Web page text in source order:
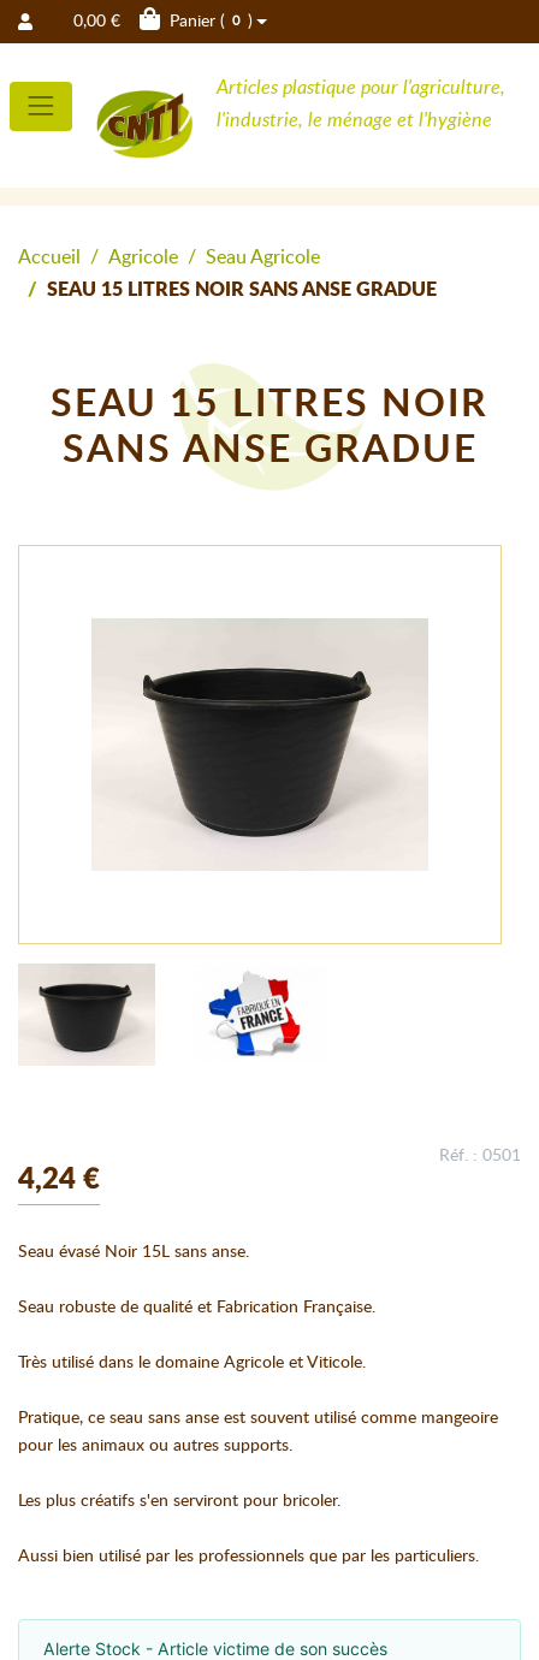
0,00 € Panier ( 0 )
Articles plastique pour l'agriculture,
l'industrie, le ménage et l'hygiène
Accueil Agricole
Seau Agricole
SEAU 15 LITRES NOIR SANS ANSE GRADUE
SEAU 15 LITRES NOIR
SANS ANSE GRADUE
4,24 €
Réf. : 0501
Seau évasé Noir 15L sans anse.
Seau robuste de qualité et Fabrication Française.
Très utilisé dans le domaine Agricole et Viticole.
Pratique, ce seau sans anse est souvent utilisé comme mangeoire
pour les animaux ou autres supports.
Les plus créatifs s'en serviront pour bricoler.
Aussi bien utilisé par les professionnels que par les particuliers.
Alerte Stock - Article victime de son succès